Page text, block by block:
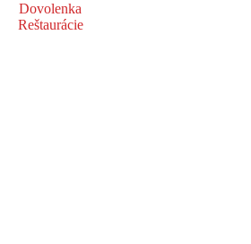
Dovolenka
Reštaurácie